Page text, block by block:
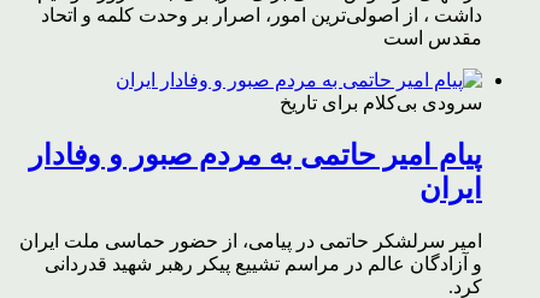
داشت ، از اصولی‌ترین امور، اصرار بر وحدت کلمه و اتحاد
مقدس است
سرودی بی‌کلام برای تاریخ
پیام امیر حاتمی به مردم صبور و وفادار
ایران
امیر سرلشکر حاتمی در پیامی، از حضور حماسی ملت ایران
و آزادگان عالم در مراسم تشییع پیکر رهبر شهید قدردانی
کرد.